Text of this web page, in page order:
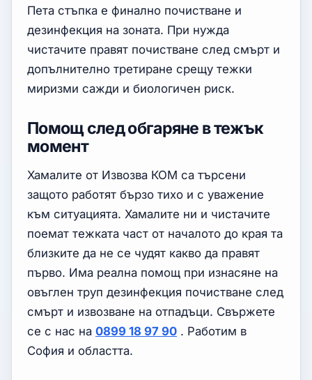
Пета стъпка е финално почистване и
дезинфекция на зоната. При нужда
чистачите правят почистване след смърт и
допълнително третиране срещу тежки
миризми сажди и биологичен риск.
Помощ след обгаряне в тежък
момент
Хамалите от Извозва КОМ са търсени
защото работят бързо тихо и с уважение
към ситуацията. Хамалите ни и чистачите
поемат тежката част от началото до края та
близките да не се чудят какво да правят
първо. Има реална помощ при изнасяне на
овъглен труп дезинфекция почистване след
смърт и извозване на отпадъци. Свържете
се с нас на 0899 18 97 90 . Работим в
София и областта.